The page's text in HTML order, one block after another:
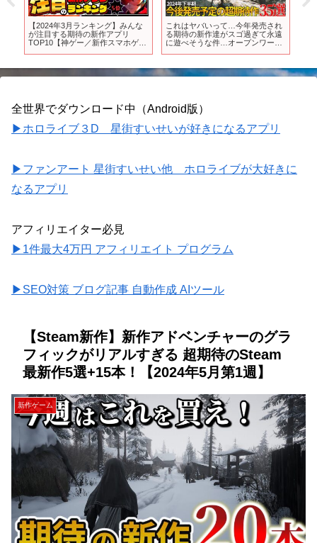
【2024年3月ランキング】みんな
が注目する期待の新作アプリ
TOP10【神ゲー／新作スマホゲー
これはヤバいって…今年発売され
る期待の新作達がスゴ過ぎて永遠
に遊べそうな件…オープンワール
【おすすめゲーム】
全世界でダウンロード中（Android版）
▶ホロライブ３D 星街すいせいが好きになるアプリ
▶ファンアート 星街すいせい他 ホロライブが大好きに
なるアプリ
アフィリエイター必見
▶1件最大4万円 アフィリエイト プログラム
▶SEO対策 ブログ記事 自動作成 AIツール
【Steam新作】新作アドベンチャーのグラ
フィックがリアルすぎる 超期待のSteam
最新作5選+15本！【2024年5月第1週】
新作ゲーム